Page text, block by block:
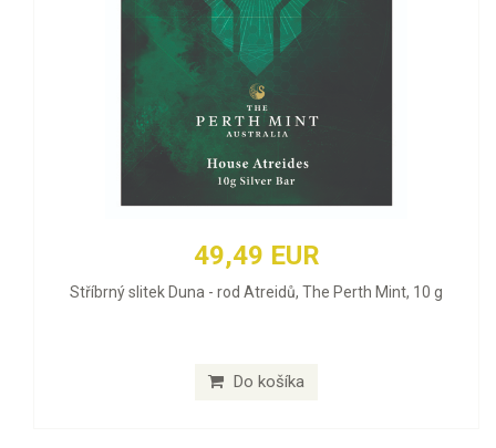
49,49 EUR
Stříbrný slitek Duna - rod Atreidů, The Perth Mint, 10 g
Do košíka